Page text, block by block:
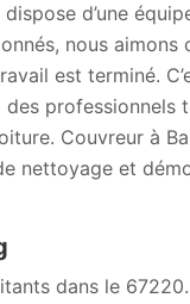
d’une
nous aimons
est terminé.
professionnels
Couvreur à
nettoyage et
dans le